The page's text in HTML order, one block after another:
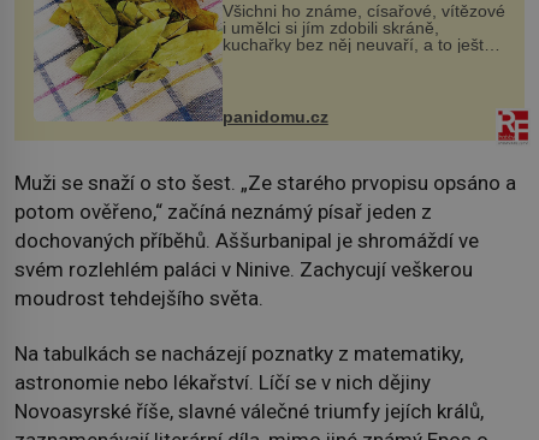
Všichni ho známe, císařové, vítězové
i umělci si jím zdobili skráně,
kuchařky bez něj neuvaří, a to ještě
nevíte, že bobkový list může výrazně
zmírnit některé naše neduhy.
Obsahuje v malém množství ně...
panidomu.cz
Muži se snaží o sto šest. „Ze starého prvopisu opsáno a
potom ověřeno,“ začíná neznámý písař jeden z
dochovaných příběhů. Aššurbanipal je shromáždí ve
svém rozlehlém paláci v Ninive. Zachycují veškerou
moudrost tehdejšího světa.
Na tabulkách se nacházejí poznatky z matematiky,
astronomie nebo lékařství. Líčí se v nich dějiny
Novoasyrské říše, slavné válečné triumfy jejích králů,